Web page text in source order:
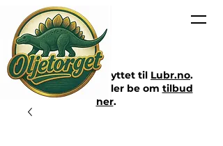
Nettbutikken er flyttet til Lubr.no.
Klikk på lenken eller be om tilbud
her.